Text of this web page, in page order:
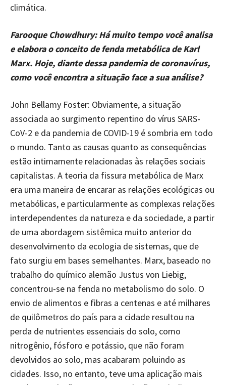
climática.
Farooque Chowdhury: Há muito tempo você analisa
e elabora o conceito de fenda metabólica de Karl
Marx. Hoje, diante dessa pandemia de coronavírus,
como você encontra a situação face a sua análise?
John Bellamy Foster: Obviamente, a situação
associada ao surgimento repentino do vírus SARS-
CoV-2 e da pandemia de COVID-19 é sombria em todo
o mundo. Tanto as causas quanto as consequências
estão intimamente relacionadas às relações sociais
capitalistas. A teoria da fissura metabólica de Marx
era uma maneira de encarar as relações ecológicas ou
metabólicas, e particularmente as complexas relações
interdependentes da natureza e da sociedade, a partir
de uma abordagem sistêmica muito anterior do
desenvolvimento da ecologia de sistemas, que de
fato surgiu em bases semelhantes. Marx, baseado no
trabalho do químico alemão Justus von Liebig,
concentrou-se na fenda no metabolismo do solo. O
envio de alimentos e fibras a centenas e até milhares
de quilômetros do país para a cidade resultou na
perda de nutrientes essenciais do solo, como
nitrogênio, fósforo e potássio, que não foram
devolvidos ao solo, mas acabaram poluindo as
cidades. Isso, no entanto, teve uma aplicação mais